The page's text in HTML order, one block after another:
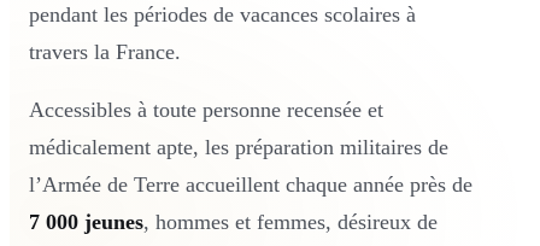
pendant les périodes de vacances scolaires à
travers la France.
Accessibles à toute personne recensée et
médicalement apte, les préparation militaires de
l’Armée de Terre accueillent chaque année près de
7 000 jeunes, hommes et femmes, désireux de